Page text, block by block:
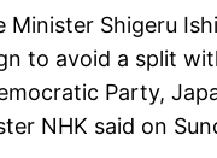
Minister Shigeru
to avoid a split
Party,
NHK said on